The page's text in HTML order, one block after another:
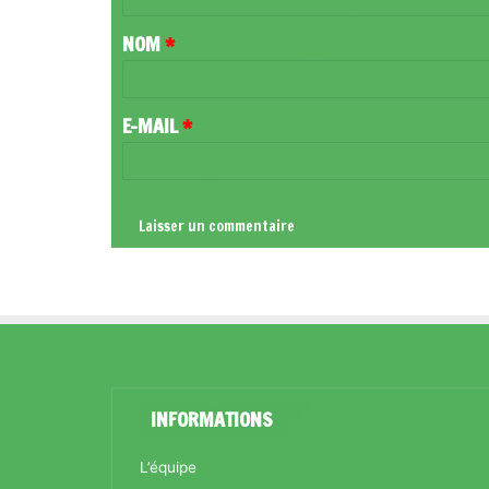
A
R
NOM*
E-MAIL*
INFORMATIONS
L’équipe